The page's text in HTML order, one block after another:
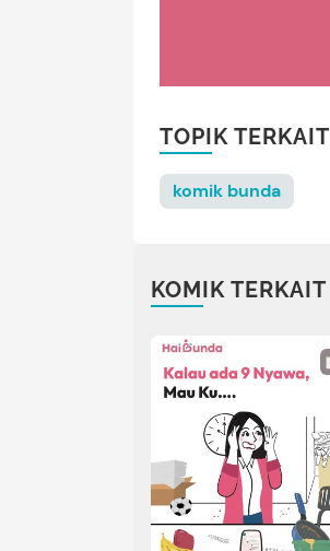
TOPIK TERKAIT
komik bunda
KOMIK TERKAIT